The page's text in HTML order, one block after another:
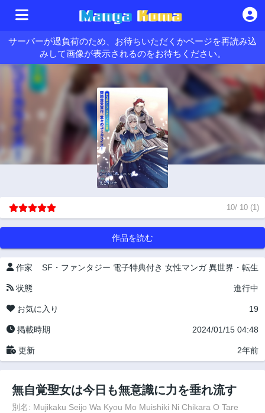
サーバーが過負荷のため、お待ちいただくかページを再読み込
みして画像が表示されるのをお待ちください。
10/ 10 (1)
作品を読む
作家 SF・ファンタジー 電子特典付き 女性マンガ 異世界・転生
状態 進行中
お気に入り 19
掲載時期 2024/01/15 04:48
更新 2年前
無自覚聖女は今日も無意識に力を垂れ流す
別名: Mujikaku Seijo Wa Kyou Mo Muishiki Ni Chikara O Tare